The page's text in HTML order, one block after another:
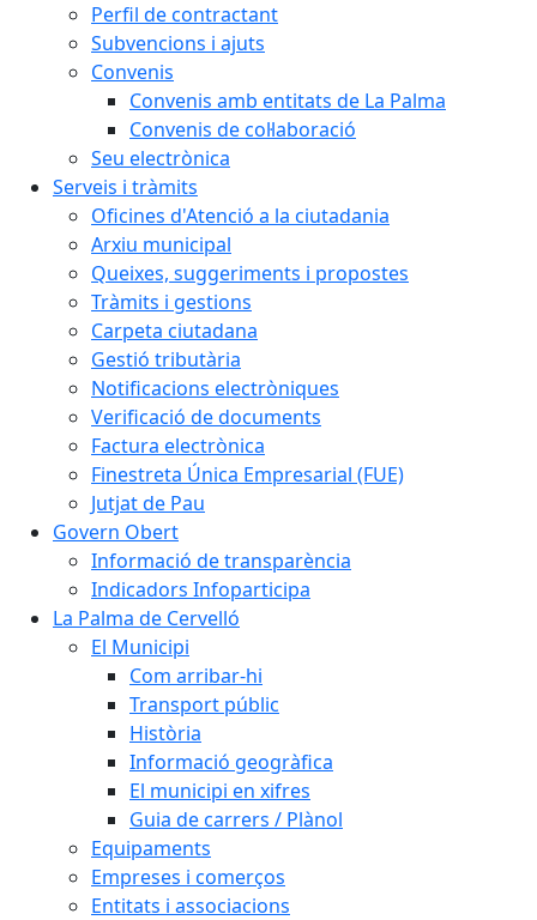
Perfil de contractant
Subvencions i ajuts
Convenis
Convenis amb entitats de La Palma
Convenis de col·laboració
Seu electrònica
Serveis i tràmits
Oficines d'Atenció a la ciutadania
Arxiu municipal
Queixes, suggeriments i propostes
Tràmits i gestions
Carpeta ciutadana
Gestió tributària
Notificacions electròniques
Verificació de documents
Factura electrònica
Finestreta Única Empresarial (FUE)
Jutjat de Pau
Govern Obert
Informació de transparència
Indicadors Infoparticipa
La Palma de Cervelló
El Municipi
Com arribar-hi
Transport públic
Història
Informació geogràfica
El municipi en xifres
Guia de carrers / Plànol
Equipaments
Empreses i comerços
Entitats i associacions